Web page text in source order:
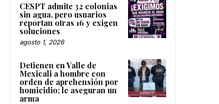
CESPT admite 32 colonias
sin agua, pero usuarios
reportan otras 16 y exigen
soluciones
agosto 1, 2026
Detienen en Valle de
Mexicali a hombre con
orden de aprehensión por
homicidio; le aseguran un
arma